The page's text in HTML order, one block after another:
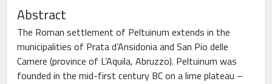
Abstract
The Roman settlement of Peltuinum extends in the
municipalities of Prata d’Ansidonia and San Pio delle
Camere (province of L’Aquila, Abruzzo). Peltuinum was
founded in the mid-first century BC on a lime plateau –